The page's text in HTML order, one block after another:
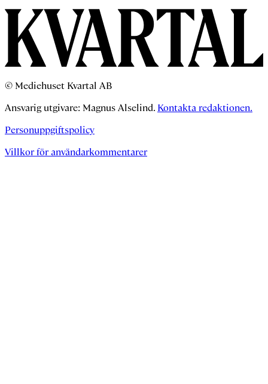
© Mediehuset Kvartal AB
Ansvarig utgivare: Magnus Alselind. Kontakta redaktionen.
Personuppgiftspolicy
Villkor för användarkommentarer